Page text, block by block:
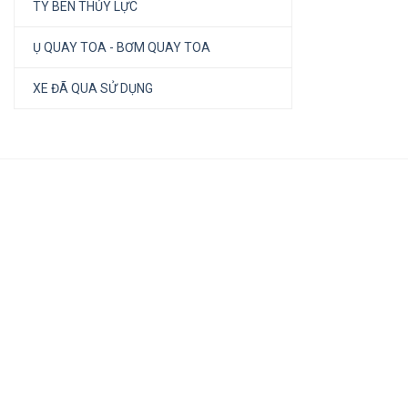
TY BEN THỦY LỰC
Ụ QUAY TOA - BƠM QUAY TOA
XE ĐÃ QUA SỬ DỤNG